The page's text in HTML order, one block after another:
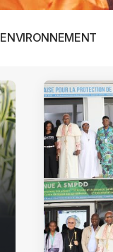
ENVIRONNEMENT